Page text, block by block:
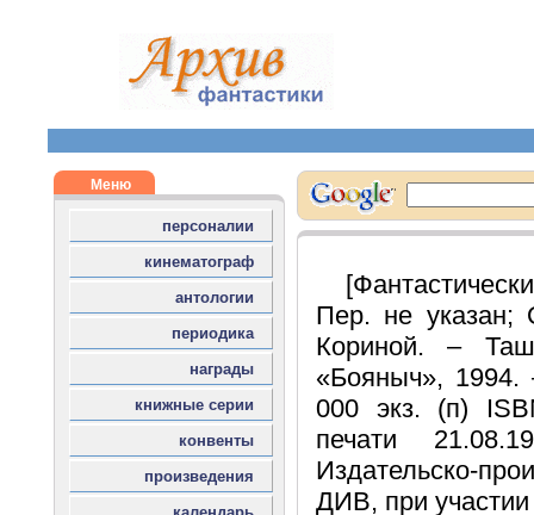
Пер. не
Кориной. –
«Бояныч»,
000 экз. (п)
печати
Издательско-
ДИВ, при